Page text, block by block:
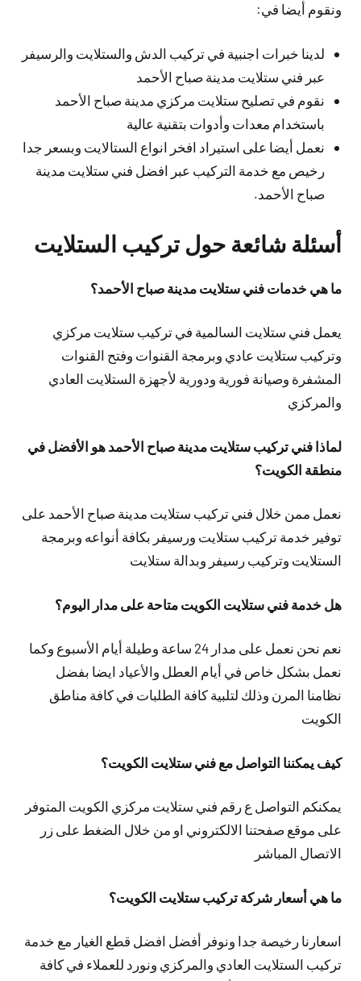
ونقوم أيضا في:
لدينا خبرات اجنبية في تركيب الدش والستلايت والرسيفر
عبر فني ستلايت مدينة صباح الأحمد
نقوم في تصليح ستلايت مركزي مدينة صباح الأحمد
باستخدام معدات وأدوات بتقنية عالية
نعمل أيضا على استيراد افخر انواع الستالايت وبسعر جدا
رخيص مع خدمة التركيب عبر افضل فني ستلايت مدينة
صباح الأحمد.
أسئلة شائعة حول تركيب الستلايت
ما هي خدمات فني ستلايت مدينة صباح الأحمد؟
يعمل فني ستلايت السالمية في تركيب ستلايت مركزي
وتركيب ستلايت عادي وبرمجة القنوات وفتح القنوات
المشفرة وصيانة فورية ودورية لأجهزة الستلايت العادي
والمركزي
لماذا فني تركيب ستلايت مدينة صباح الأحمد هو الأفضل في
منطقة الكويت؟
نعمل ممن خلال فني تركيب ستلايت مدينة صباح الأحمد على
توفير خدمة تركيب ستلايت ورسيفر بكافة أنواعه وبرمجة
الستلايت وتركيب رسيفر وبدالة ستلايت
هل خدمة فني ستلايت الكويت متاحة على مدار اليوم؟
نعم نحن نعمل على مدار 24 ساعة وطيلة أيام الأسبوع وكما
نعمل بشكل خاص في أيام العطل والأعياد ايضا بفضل
نظامنا المرن وذلك لتلبية كافة الطلبات في كافة مناطق
الكويت
كيف يمكننا التواصل مع فني ستلايت الكويت؟
يمكنكم التواصل ع رقم فني ستلايت مركزي الكويت المتوفر
على موقع صفحتنا الالكتروني او من خلال الضغط على زر
الاتصال المباشر
ما هي أسعار شركة تركيب ستلايت الكويت؟
اسعارنا رخيصة جدا ونوفر أفضل افضل قطع الغيار مع خدمة
تركيب الستلايت العادي والمركزي ونورد للعملاء في كافة